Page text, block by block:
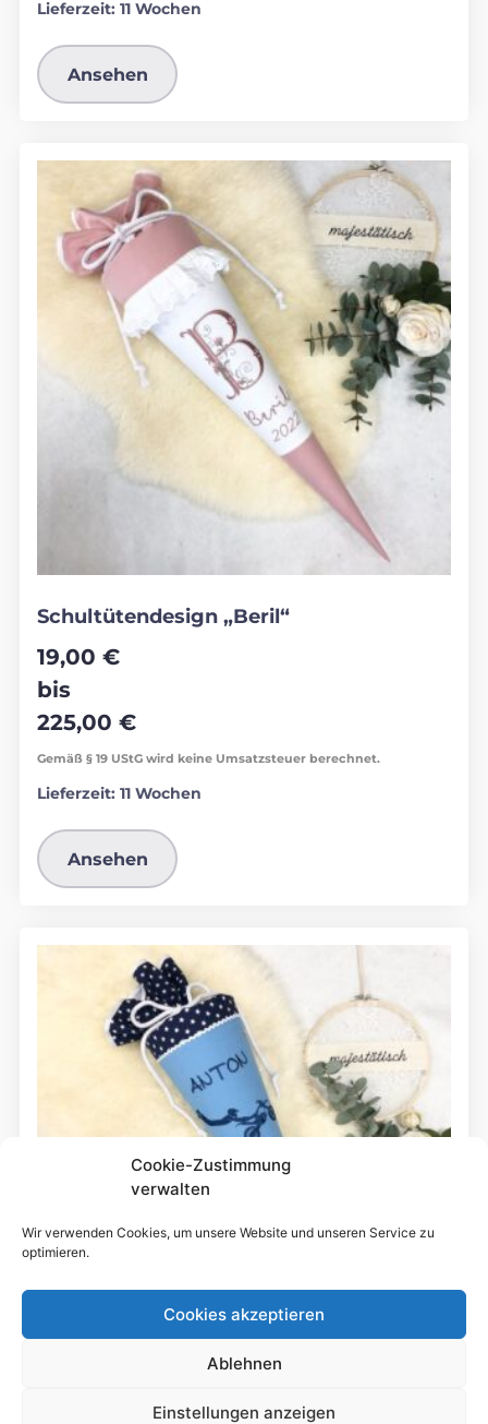
Cookie-Zustimmung
verwalten
Wir verwenden Cookies, um unsere Website und unseren Service zu
optimieren.
Cookies akzeptieren
Ablehnen
Einstellungen anzeigen
Lieferzeit: 11 Wochen
Ansehen
Schultütendesign „Beril“
19,00 €
bis
225,00 €
Gemäß § 19 UStG wird keine Umsatzsteuer berechnet.
Lieferzeit: 11 Wochen
Ansehen
Schultütendesign „Anton“ Motorrad